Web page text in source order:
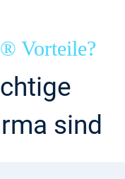
Vorteile?
sind